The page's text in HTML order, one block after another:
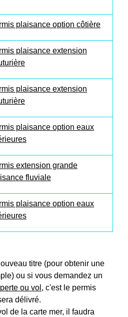
plaisance option côtière
plaisance extension
plaisance extension
plaisance option eaux
extension grande
fluviale
plaisance option eaux
titre (pour obtenir une
ou si vous demandez un
perte ou vol , c'est le permis
délivré.
de la carte mer, il faudra